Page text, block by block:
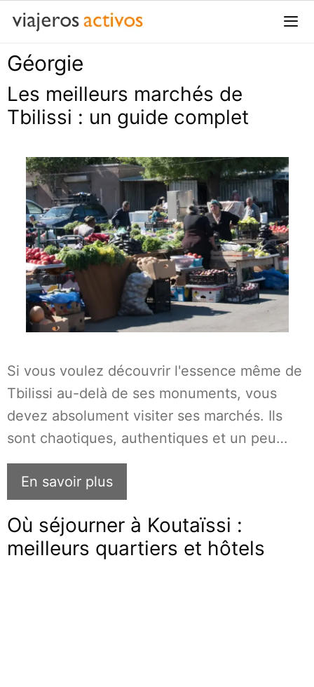
Passer
contenu
Géorgie
Les meilleurs marchés de
Tbilissi : un guide complet
Si vous voulez découvrir l'essence même de
Tbilissi au-delà de ses monuments, vous
devez absolument visiter ses marchés. Ils
sont chaotiques, authentiques et un peu…
En savoir plus
Où séjourner à Koutaïssi :
meilleurs quartiers et hôtels